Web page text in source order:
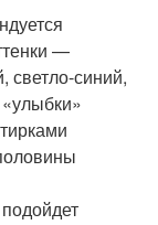
—
светло-синий,